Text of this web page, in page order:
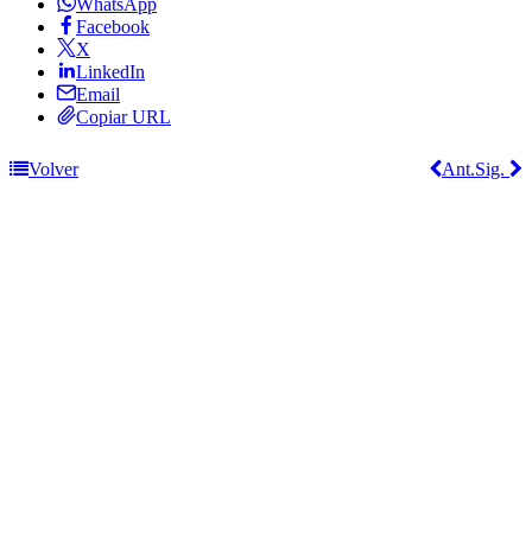
WhatsApp
Facebook
X
LinkedIn
Email
Copiar URL
Volver Sig.
Ant.